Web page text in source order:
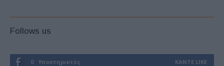
Follows us
0 Υποστηρικτές ΚΆΝΤΕ LIKE